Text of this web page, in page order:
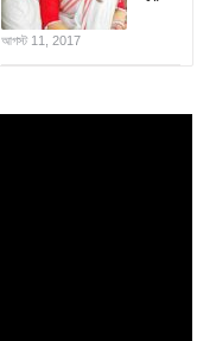
আগস্ট 11, 2017